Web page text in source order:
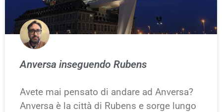
Anversa inseguendo Rubens
Avete mai pensato di andare ad Anversa?
Anversa è la città di Rubens e sorge lungo